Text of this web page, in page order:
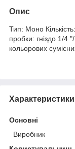
Опис
Тип: Моно
пробки: гніздо 1/4
кольорових
Характеристики
Основні
Виробник